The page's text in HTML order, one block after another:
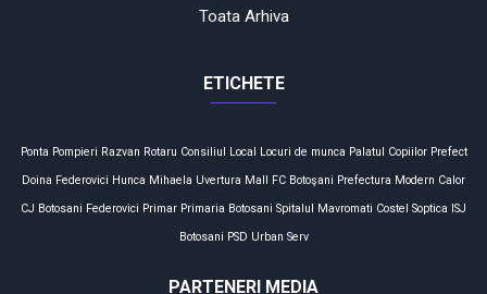
Toata Arhiva
ETICHETE
Ponta Pompieri Razvan Rotaru Consiliul Local Locuri de munca Palatul Copiilor Prefect
Doina Federovici Hunca Mihaela Uvertura Mall FC Botoşani Prefectura Modern Calor
CJ Botosani Federovici Primar Primaria Botosani Spitalul Mavromati Costel Soptica ISJ
Botosani PSD Urban Serv
PARTENERI MEDIA